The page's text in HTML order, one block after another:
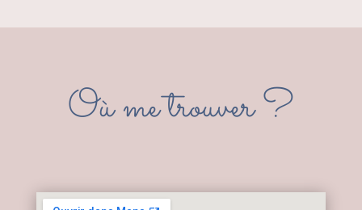
Où me trouver ?